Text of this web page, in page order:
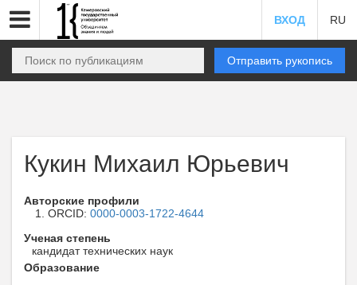
ВХОД RU
Отправить рукопись
Кукин Михаил Юрьевич
Авторские профили
ORCID: 0000-0003-1722-4644
Ученая степень
кандидат технических наук
Образование